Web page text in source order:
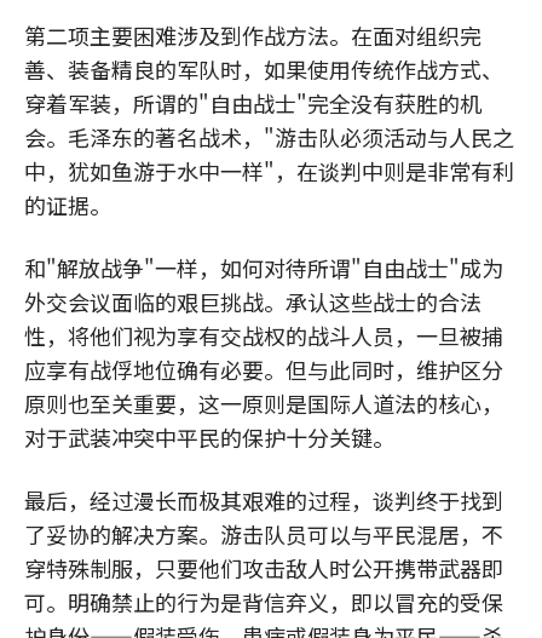
第二项主要困难涉及到作战方法。在面对组织完
善、装备精良的军队时，如果使用传统作战方式、
穿着军装，所谓的"自由战士"完全没有获胜的机
会。毛泽东的著名战术，"游击队必须活动与人民之
中，犹如鱼游于水中一样"，在谈判中则是非常有利
的证据。
和"解放战争"一样，如何对待所谓"自由战士"成为
外交会议面临的艰巨挑战。承认这些战士的合法
性，将他们视为享有交战权的战斗人员，一旦被捕
应享有战俘地位确有必要。但与此同时，维护区分
原则也至关重要，这一原则是国际人道法的核心，
对于武装冲突中平民的保护十分关键。
最后，经过漫长而极其艰难的过程，谈判终于找到
了妥协的解决方案。游击队员可以与平民混居，不
穿特殊制服，只要他们攻击敌人时公开携带武器即
可。明确禁止的行为是背信弃义，即以冒充的受保